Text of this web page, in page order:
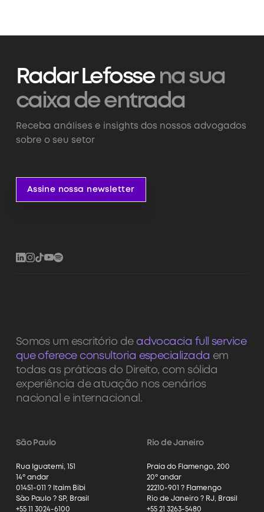
Radar Lefossena sua
caixa de entrada
Receba análises e insights dos nossos advogados
sobre o seu setor
Assine nossa newsletter
Somos um escritório de advocacia full service
que oferece consultoria especializada em
todas as práticas do Direito, com sólida
experiência de atuação nos cenários
nacional e internacional.
São Paulo
Rua Iguatemi, 151
14º andar
01451-011 ? Itaim Bibi
São Paulo ? SP, Brasil
+55 11 3024-6100
Rio de Janeiro
Praia do Flamengo, 200
20º andar
22210-901 ? Flamengo
Rio de Janeiro ? RJ, Brasil
+55 21 3263-5480